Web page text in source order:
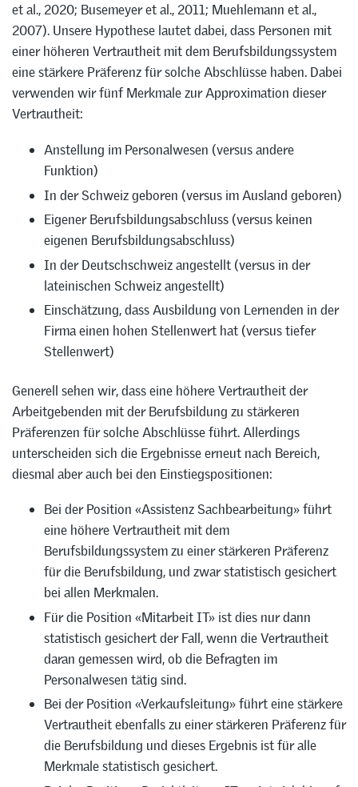
et al., 2020; Busemeyer et al., 2011; Muehlemann et al.,
2007). Unsere Hypothese lautet dabei, dass Personen mit
einer höheren Vertrautheit mit dem Berufsbildungssystem
eine stärkere Präferenz für solche Abschlüsse haben. Dabei
verwenden wir fünf Merkmale zur Approximation dieser
Vertrautheit:
Anstellung im Personalwesen (versus andere
Funktion)
In der Schweiz geboren (versus im Ausland geboren)
Eigener Berufsbildungsabschluss (versus keinen
eigenen Berufsbildungsabschluss)
In der Deutschschweiz angestellt (versus in der
lateinischen Schweiz angestellt)
Einschätzung, dass Ausbildung von Lernenden in der
Firma einen hohen Stellenwert hat (versus tiefer
Stellenwert)
Generell sehen wir, dass eine höhere Vertrautheit der
Arbeitgebenden mit der Berufsbildung zu stärkeren
Präferenzen für solche Abschlüsse führt. Allerdings
unterscheiden sich die Ergebnisse erneut nach Bereich,
diesmal aber auch bei den Einstiegspositionen:
Bei der Position «Assistenz Sachbearbeitung» führt
eine höhere Vertrautheit mit dem
Berufsbildungssystem zu einer stärkeren Präferenz
für die Berufsbildung, und zwar statistisch gesichert
bei allen Merkmalen.
Für die Position «Mitarbeit IT» ist dies nur dann
statistisch gesichert der Fall, wenn die Vertrautheit
daran gemessen wird, ob die Befragten im
Personalwesen tätig sind.
Bei der Position «Verkaufsleitung» führt eine stärkere
Vertrautheit ebenfalls zu einer stärkeren Präferenz für
die Berufsbildung und dieses Ergebnis ist für alle
Merkmale statistisch gesichert.